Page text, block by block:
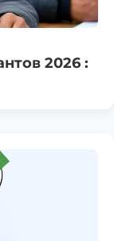
2026 :